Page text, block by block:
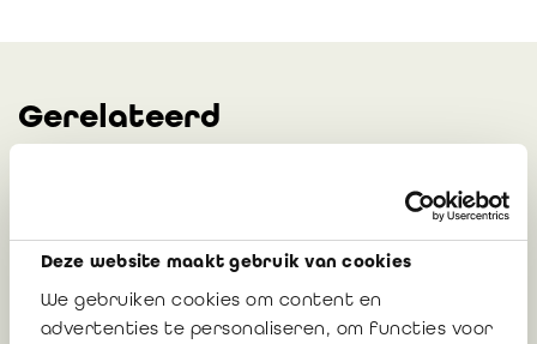
Deze website maakt gebruik van cookies
We gebruiken cookies om content en
advertenties te personaliseren, om functies voor
Gerelateerd
uitzonderingen op het opstellen van een
revisoraal verslag inzake inbreng in
natura – vervanging van advies 2021/11